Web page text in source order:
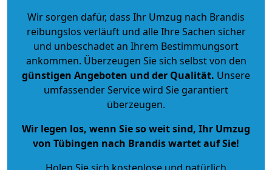
Wir sorgen dafür, dass Ihr Umzug nach Brandis
reibungslos verläuft und alle Ihre Sachen sicher
und unbeschadet an Ihrem Bestimmungsort
ankommen. Überzeugen Sie sich selbst von den
günstigen Angeboten und der Qualität. Unsere
umfassender Service wird Sie garantiert
überzeugen.
Wir legen los, wenn Sie so weit sind, Ihr Umzug
von Tübingen nach Brandis wartet auf Sie!
Holen Sie sich kostenlose und natürlich